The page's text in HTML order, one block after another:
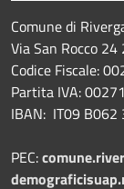
Comune di
Via San Rocco
Codice Fiscale:
Partita IVA:
IBAN: IT09
PEC: